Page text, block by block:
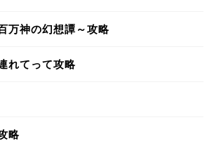
万神の幻想譚～攻略
れてって攻略
略